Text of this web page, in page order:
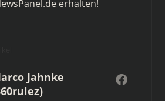
erhalten!
Jahnke